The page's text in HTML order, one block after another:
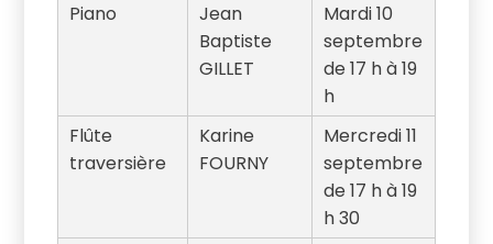
Piano
Jean
Baptiste
GILLET
Mardi 10
septembre
de 17 h à 19
h
Flûte
traversière
Karine
FOURNY
Mercredi 11
septembre
de 17 h à 19
h 30